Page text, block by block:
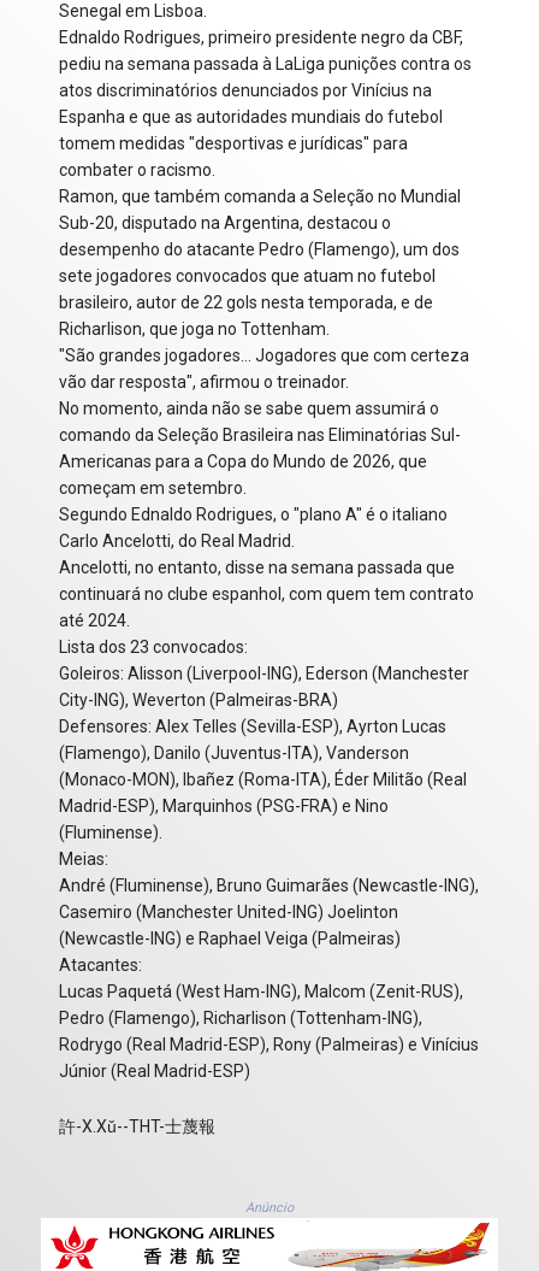
Senegal em Lisboa.
Ednaldo Rodrigues, primeiro presidente negro da CBF,
pediu na semana passada à LaLiga punições contra os
atos discriminatórios denunciados por Vinícius na
Espanha e que as autoridades mundiais do futebol
tomem medidas "desportivas e jurídicas" para
combater o racismo.
Ramon, que também comanda a Seleção no Mundial
Sub-20, disputado na Argentina, destacou o
desempenho do atacante Pedro (Flamengo), um dos
sete jogadores convocados que atuam no futebol
brasileiro, autor de 22 gols nesta temporada, e de
Richarlison, que joga no Tottenham.
"São grandes jogadores... Jogadores que com certeza
vão dar resposta", afirmou o treinador.
No momento, ainda não se sabe quem assumirá o
comando da Seleção Brasileira nas Eliminatórias Sul-
Americanas para a Copa do Mundo de 2026, que
começam em setembro.
Segundo Ednaldo Rodrigues, o "plano A" é o italiano
Carlo Ancelotti, do Real Madrid.
Ancelotti, no entanto, disse na semana passada que
continuará no clube espanhol, com quem tem contrato
até 2024.
Lista dos 23 convocados:
Goleiros: Alisson (Liverpool-ING), Ederson (Manchester
City-ING), Weverton (Palmeiras-BRA)
Defensores: Alex Telles (Sevilla-ESP), Ayrton Lucas
(Flamengo), Danilo (Juventus-ITA), Vanderson
(Monaco-MON), Ibañez (Roma-ITA), Éder Militão (Real
Madrid-ESP), Marquinhos (PSG-FRA) e Nino
(Fluminense).
Meias:
André (Fluminense), Bruno Guimarães (Newcastle-ING),
Casemiro (Manchester United-ING) Joelinton
(Newcastle-ING) e Raphael Veiga (Palmeiras)
Atacantes:
Lucas Paquetá (West Ham-ING), Malcom (Zenit-RUS),
Pedro (Flamengo), Richarlison (Tottenham-ING),
Rodrygo (Real Madrid-ESP), Rony (Palmeiras) e Vinícius
Júnior (Real Madrid-ESP)
許-X.Xǔ--THT-士蔑報
Anúncio